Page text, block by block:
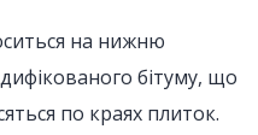
на нижню
бітуму, що
по краях плиток.